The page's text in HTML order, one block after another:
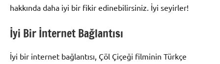
hakkında daha iyi bir fikir edinebilirsiniz. İyi seyirler!
İyi Bir İnternet Bağlantısı
İyi bir internet bağlantısı, Çöl Çiçeği filminin Türkçe